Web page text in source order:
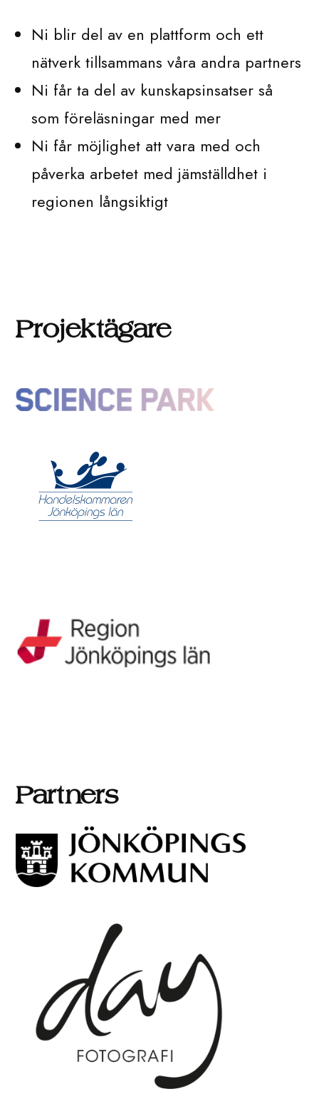
Ni blir del av en plattform och ett
nätverk tillsammans våra andra partners
Ni får ta del av kunskapsinsatser så
som föreläsningar med mer
Ni får möjlighet att vara med och
påverka arbetet med jämställdhet i
regionen långsiktigt
Projektägare
Partners